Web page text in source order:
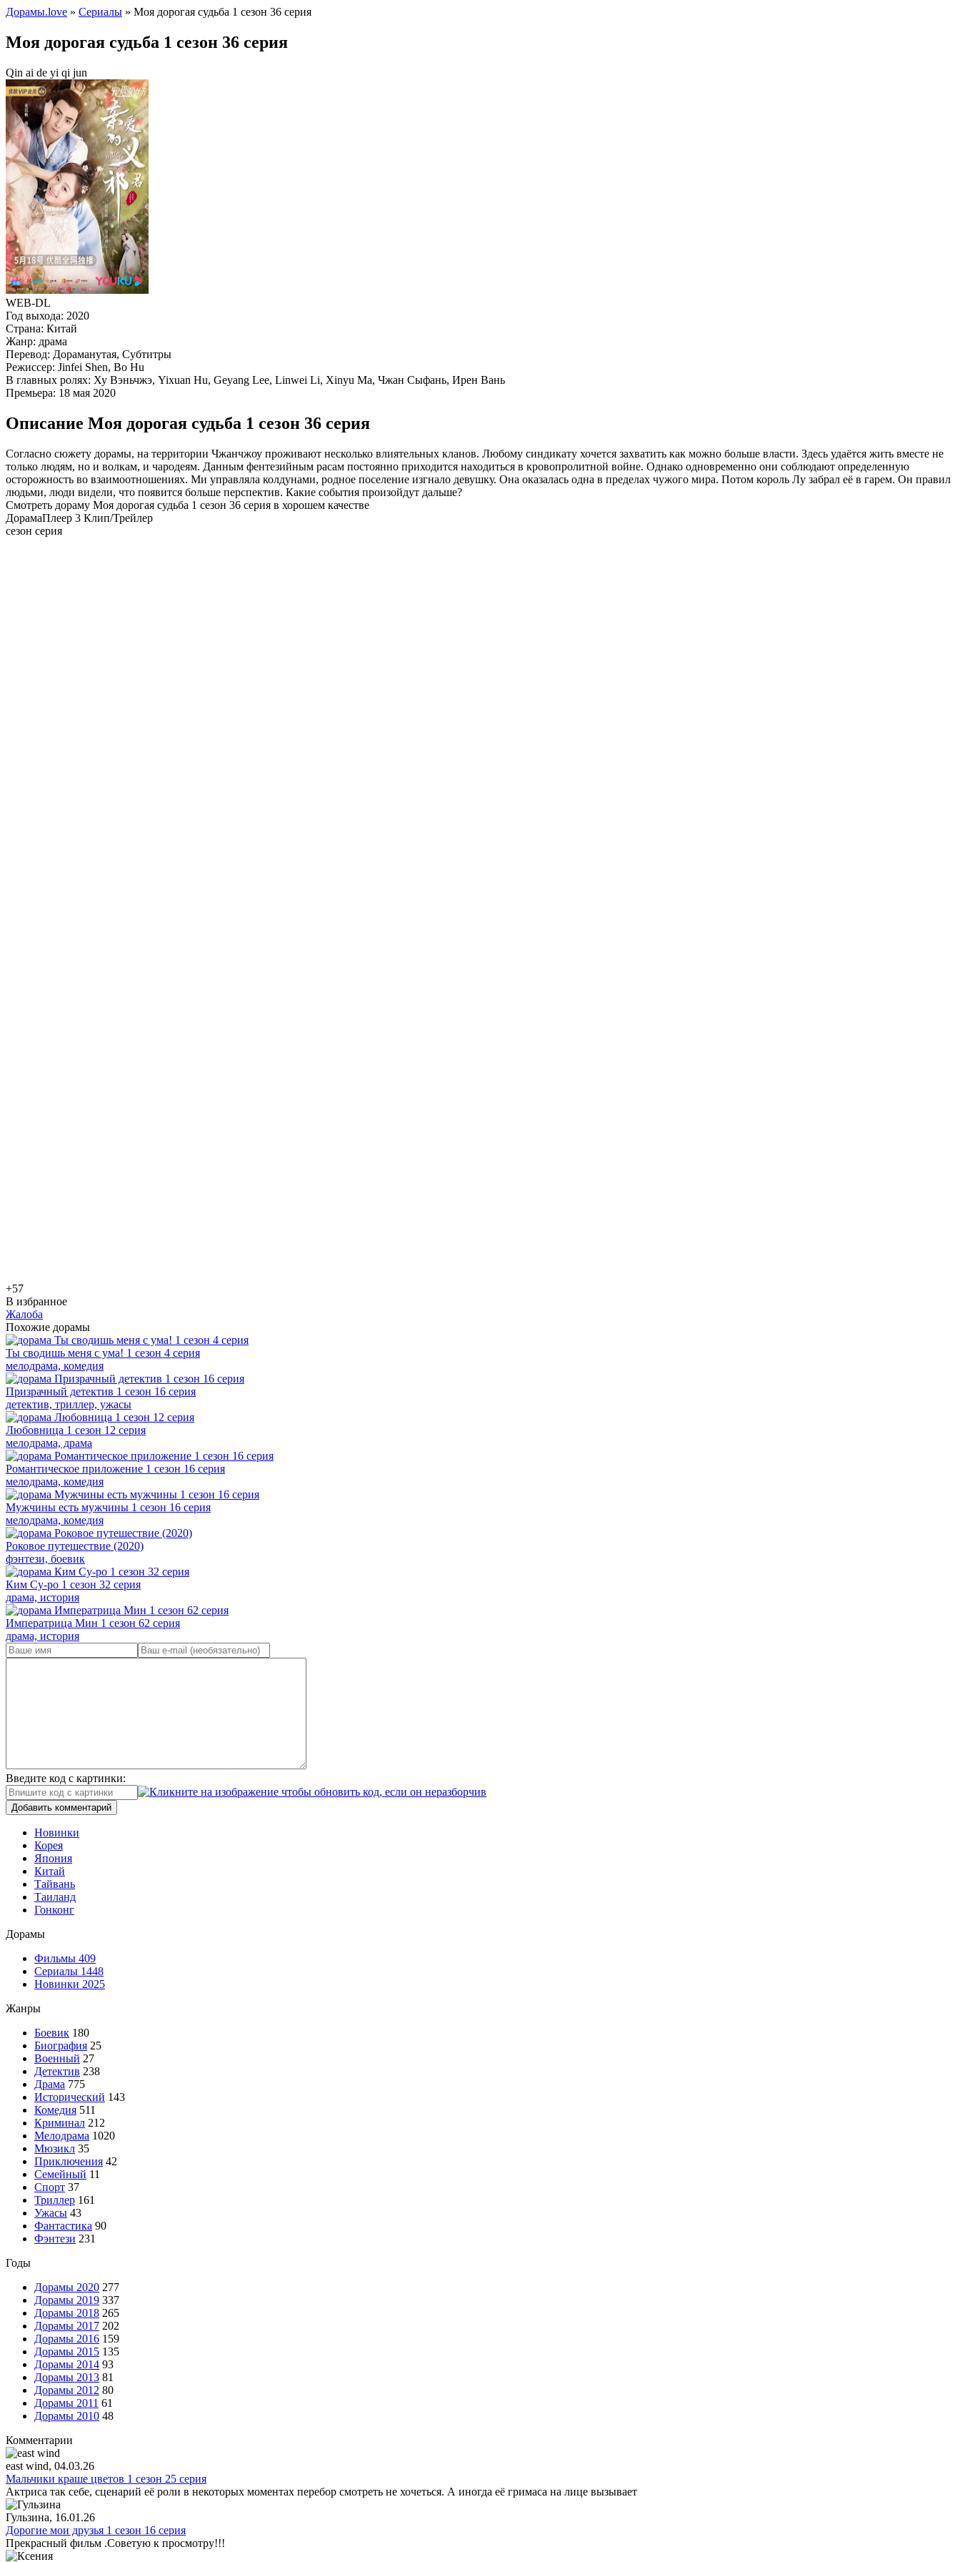
Дорамы.love » Сериалы » Моя дорогая судьба 1 сезон 36 серия
Моя дорогая судьба 1 сезон 36 серия
Qin ai de yi qi jun
WEB-DL
Год выхода: 2020
Страна: Китай
Жанр: драма
Перевод: Дораманутая, Субтитры
Режиссер: Jinfei Shen, Bo Hu
В главных ролях: Ху Вэньчжэ, Yixuan Hu, Geyang Lee, Linwei Li, Xinyu Ma, Чжан Сыфань, Ирен Вань
Премьера: 18 мая 2020
Описание Моя дорогая судьба 1 сезон 36 серия
Согласно сюжету дорамы, на территории Чжанчжоу проживают несколько влиятельных кланов. Любому синдикату хочется захватить как можно больше власти. Здесь удаётся жить вместе не
только людям, но и волкам, и чародеям. Данным фентезийным расам постоянно приходится находиться в кровопролитной войне. Однако одновременно они соблюдают определенную
осторожность во взаимоотношениях. Ми управляла колдунами, родное поселение изгнало девушку. Она оказалась одна в пределах чужого мира. Потом король Лу забрал её в гарем. Он правил
людьми, люди видели, что появится больше перспектив. Какие события произойдут дальше?
Смотреть дораму Моя дорогая судьба 1 сезон 36 серия в хорошем качестве
ДорамаПлеер 3 Клип/Трейлер
сезон серия
+57
В избранное
Жалоба
Похожие дорамы
Ты сводишь меня с ума! 1 сезон 4 серия
мелодрама, комедия
Призрачный детектив 1 сезон 16 серия
детектив, триллер, ужасы
Любовница 1 сезон 12 серия
мелодрама, драма
Романтическое приложение 1 сезон 16 серия
мелодрама, комедия
Мужчины есть мужчины 1 сезон 16 серия
мелодрама, комедия
Роковое путешествие (2020)
фэнтези, боевик
Ким Су-ро 1 сезон 32 серия
драма, история
Императрица Мин 1 сезон 62 серия
драма, история
Введите код с картинки:
Добавить комментарий
Новинки
Корея
Япония
Китай
Тайвань
Таиланд
Гонконг
Дорамы
Фильмы 409
Сериалы 1448
Новинки 2025
Жанры
Боевик 180
Биография 25
Военный 27
Детектив 238
Драма 775
Исторический 143
Комедия 511
Криминал 212
Мелодрама 1020
Мюзикл 35
Приключения 42
Семейный 11
Спорт 37
Триллер 161
Ужасы 43
Фантастика 90
Фэнтези 231
Годы
Дорамы 2020 277
Дорамы 2019 337
Дорамы 2018 265
Дорамы 2017 202
Дорамы 2016 159
Дорамы 2015 135
Дорамы 2014 93
Дорамы 2013 81
Дорамы 2012 80
Дорамы 2011 61
Дорамы 2010 48
Комментарии
east wind, 04.03.26
Мальчики краше цветов 1 сезон 25 серия
Актриса так себе, сценарий её роли в некоторых моментах перебор смотреть не хочеться. А иногда её гримаса на лице вызывает
Гульзина, 16.01.26
Дорогие мои друзья 1 сезон 16 серия
Прекрасный фильм .Советую к просмотру!!!